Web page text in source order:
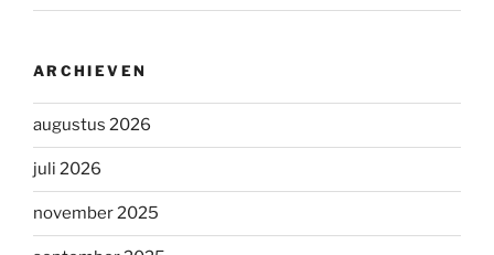
ARCHIEVEN
augustus 2026
juli 2026
november 2025